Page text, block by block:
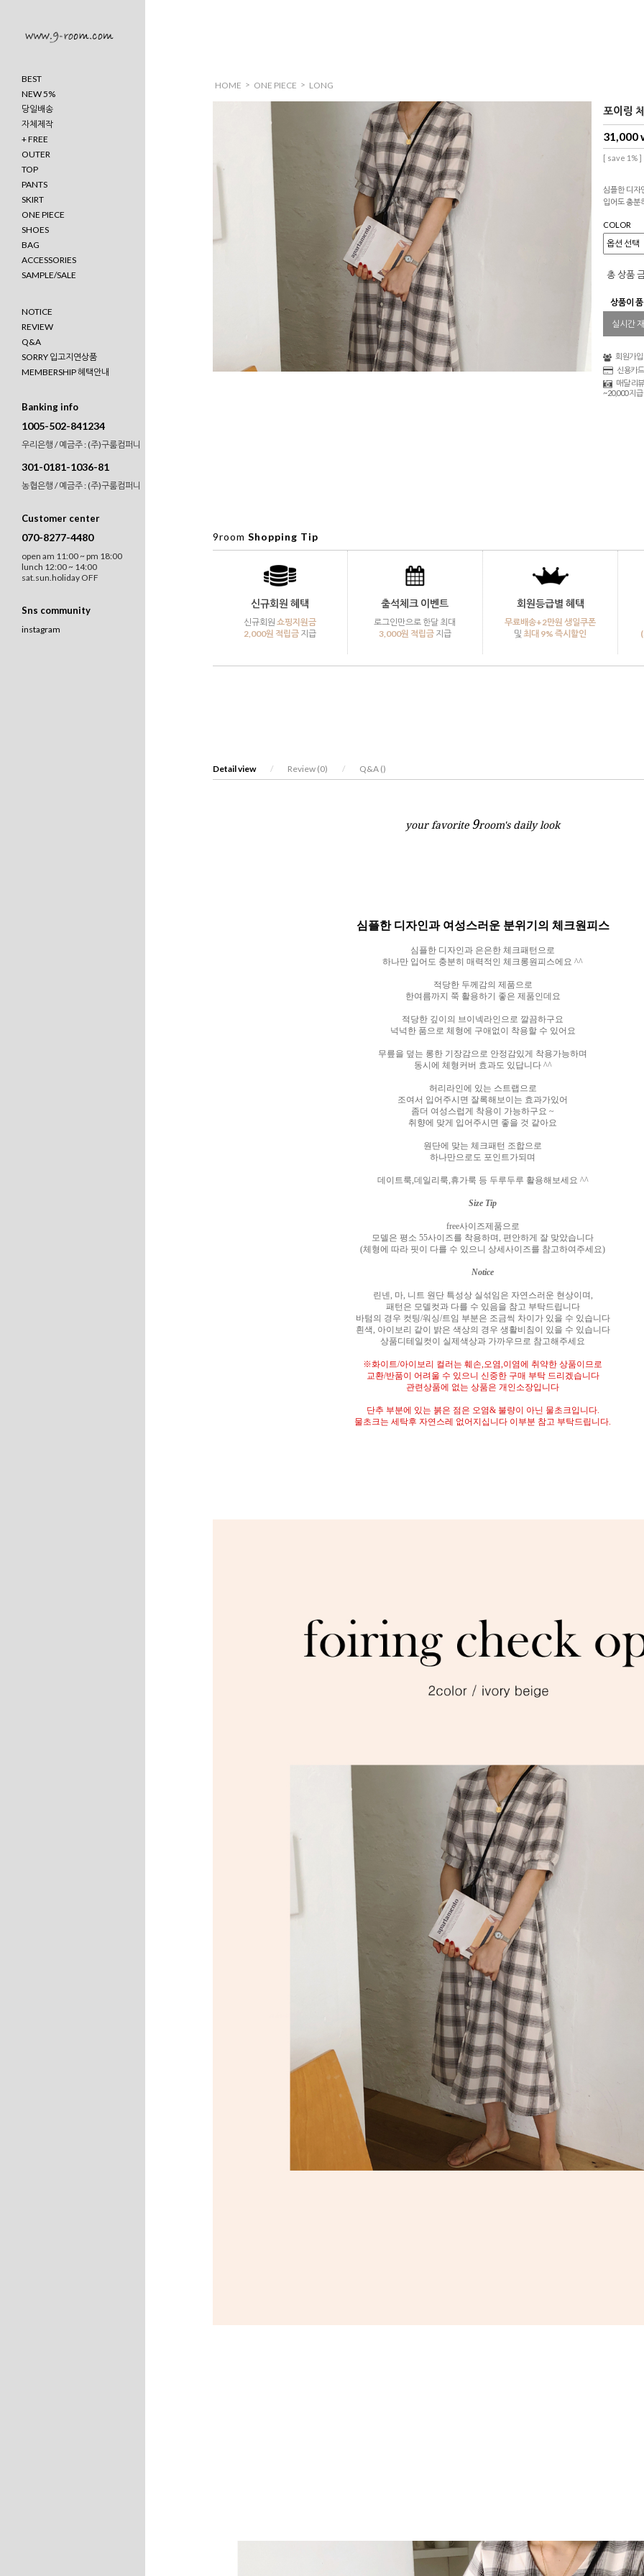
BEST
NEW 5%
당일배송
자체제작
+ FREE
OUTER
TOP
PANTS
SKIRT
ONE PIECE
SHOES
BAG
ACCESSORIES
SAMPLE/SALE
NOTICE
REVIEW
Q&A
SORRY 입고지연상품
MEMBERSHIP 혜택안내
Banking info
1005-502-841234
우리은행 / 예금주 : (주)구룸컴퍼니
301-0181-1036-81
농협은행 / 예금주 : (주)구룸컴퍼니
Customer center
070-8277-4480
open am 11:00 ~ pm 18:00
lunch 12:00 ~ 14:00
sat.sun.holiday OFF
Sns community
instagram
HOME > ONE PIECE > LONG
포이링
31,000
[ save 1% ]
심플한 디자
입어도 충분
COLOR
총 상품
상품이
실시간
회원가입
신용카
매달 리
~20,000 지급
9room Shopping Tip
신규회원 혜택
신규회원 쇼핑지원금
2,000원 적립금지급
출석체크 이벤트
로그인만으로 한달 최대
3,000원 적립금지급
회원등급별 혜택
무료배송+2만원 생일쿠폰
및 최대 9% 즉시할인
Detail view / Review (0) / Q&A ()
your favorite 9room's daily look
심플한 디자인과 여성스러운 분위기의 체크원피스
심플한 디자인과 은은한 체크패턴으로
하나만 입어도 충분히 매력적인 체크롱원피스에요^^
적당한 두께감의 제품으로
한여름까지 쭉 활용하기 좋은 제품인데요
적당한 깊이의 브이넥라인으로 깔끔하구요
넉넉한 품으로 체형에 구애없이 착용할 수 있어요
무릎을 덮는 롱한 기장감으로 안정감있게 착용가능하며
동시에 체형커버 효과도 있답니다 ^^
허리라인에 있는 스트랩으로
조여서 입어주시면 잘록해보이는 효과가있어
좀더 여성스럽게 착용이 가능하구요~
취향에 맞게 입어주시면 좋을 것 같아요
원단에 맞는 체크패턴 조합으로
하나만으로도 포인트가되며
데이트룩,데일리룩,휴가룩 등 두루두루 활용해보세요 ^^
Size Tip
free사이즈제품으로
모델은 평소55사이즈를 착용하며,편안하게 잘 맞았습니다
(체형에 따라 핏이 다를 수 있으니 상세사이즈를 참고하여주세요)
Notice
린넨, 마, 니트 원단 특성상 실섞임은 자연스러운 현상이며,
패턴은 모델컷과 다를 수 있음을 참고 부탁드립니다
바텀의 경우 컷팅/워싱/트임 부분은 조금씩 차이가 있을 수 있습니다
흰색, 아이보리 같이 밝은 색상의 경우 생활비침이 있을 수 있습니다
상품디테일컷이 실제색상과 가까우므로 참고해주세요
※화이트/아이보리 컬러는 훼손,오염,이염에 취약한 상품이므로
교환/반품이 어려울 수 있으니 신중한 구매 부탁 드리겠습니다
관련상품에 없는 상품은 개인소장입니다
단추 부분에 있는 붉은 점은 오염& 불량이 아닌 물초크입니다.
물초크는 세탁후 자연스레 없어지십니다 이부분 참고 부탁드립니다.